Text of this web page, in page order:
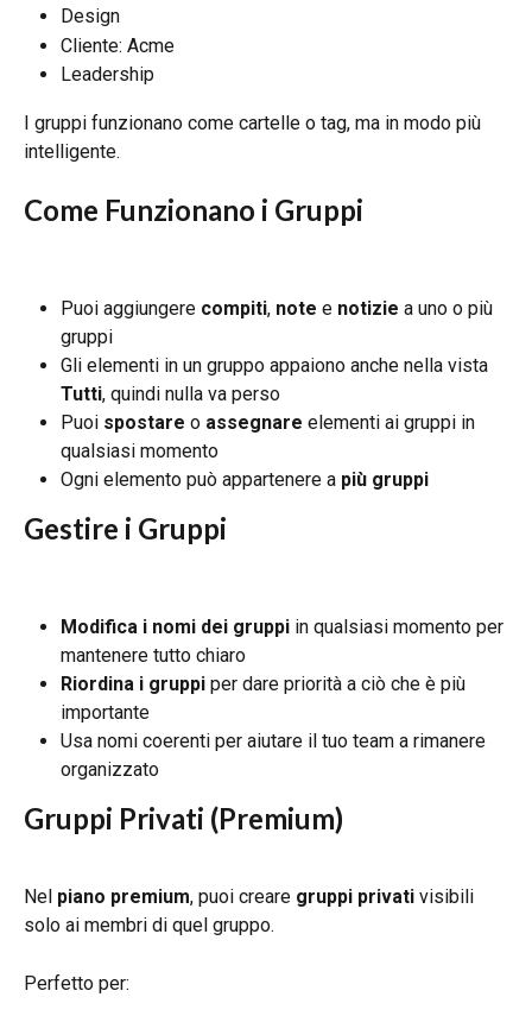
Design
Cliente: Acme
Leadership
I gruppi funzionano come cartelle o tag, ma in modo più
intelligente.
Come Funzionano i Gruppi
Puoi aggiungere compiti, note e notizie a uno o più
gruppi
Gli elementi in un gruppo appaiono anche nella vista
Tutti, quindi nulla va perso
Puoi spostare o assegnare elementi ai gruppi in
qualsiasi momento
Ogni elemento può appartenere a più gruppi
Gestire i Gruppi
Modifica i nomi dei gruppi in qualsiasi momento per
mantenere tutto chiaro
Riordina i gruppi per dare priorità a ciò che è più
importante
Usa nomi coerenti per aiutare il tuo team a rimanere
organizzato
Gruppi Privati (Premium)
Nel piano premium, puoi creare gruppi privati visibili
solo ai membri di quel gruppo.
Perfetto per: